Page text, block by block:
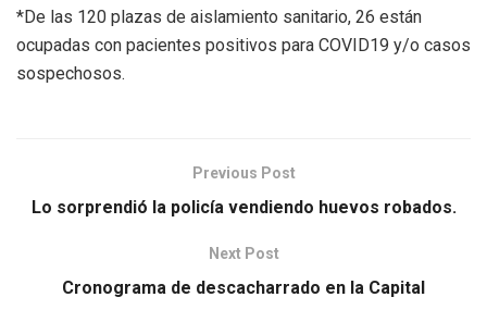
*De las 120 plazas de aislamiento sanitario, 26 están
ocupadas con pacientes positivos para COVID19 y/o casos
sospechosos.
Previous Post
Lo sorprendió la policía vendiendo huevos robados.
Next Post
Cronograma de descacharrado en la Capital